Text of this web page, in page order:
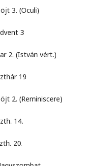
(Oculi)
3
vért.)
19
14.
20.